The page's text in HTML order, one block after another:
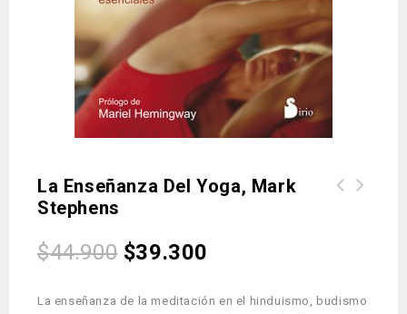
La Enseñanza Del Yoga, Mark
Stephens
$44.900 $39.300
La enseñanza de la meditación en el hinduismo, budismo